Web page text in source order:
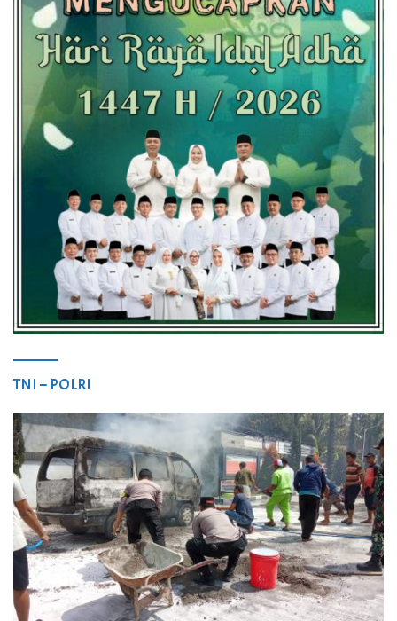
TNI – POLRI